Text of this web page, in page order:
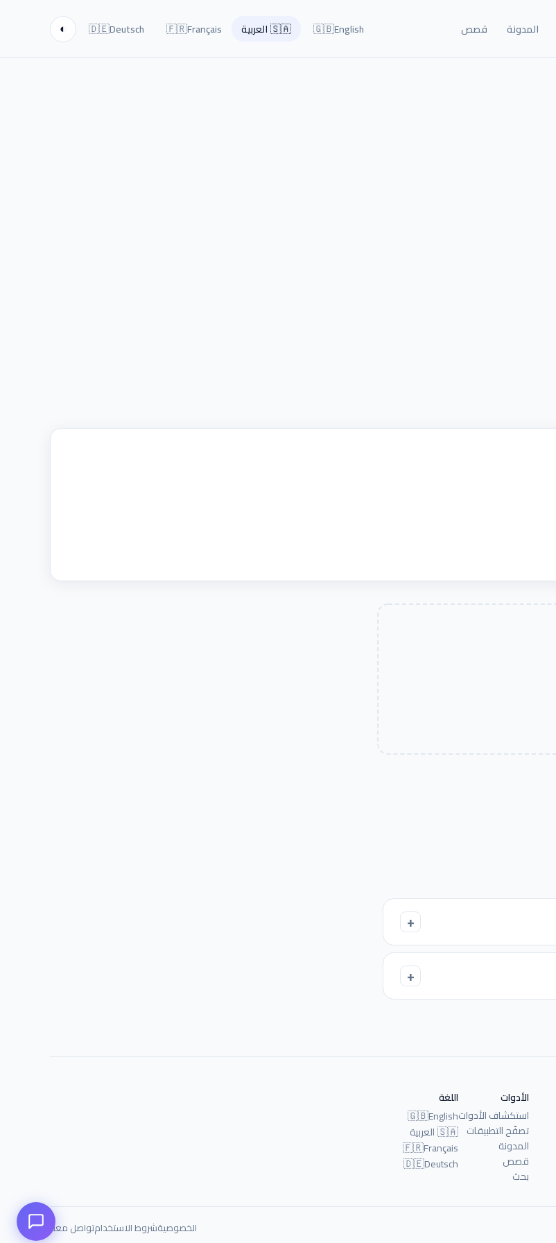
المدونة قصص 🇬🇧English
🇸🇦العربية 🇫🇷Français
🇩🇪Deutsch
◐
الأدوات
استكشاف الأدوات
تصفّح التطبيقات
المدونة
قصص
بحث
اللغة
🇬🇧English
🇸🇦 العربية
🇫🇷Français
🇩🇪Deutsch
الخصوصيةشروط الاستخدامتواصل معنا